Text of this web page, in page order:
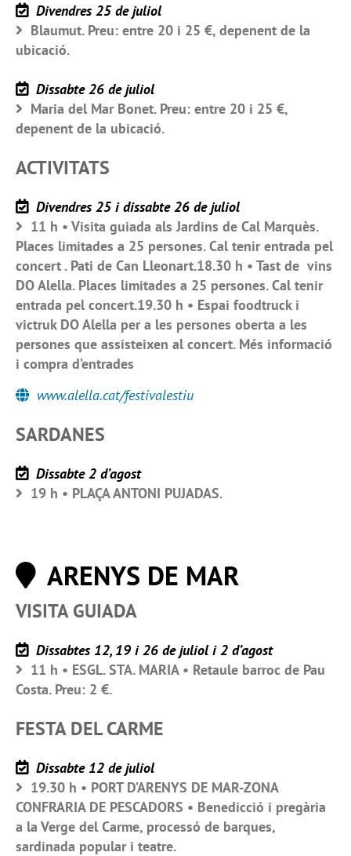
Divendres 25 de juliol
Blaumut. Preu: entre 20 i 25 €, depenent de la
ubicació.
Dissabte 26 de juliol
Maria del Mar Bonet. Preu: entre 20 i 25 €,
depenent de la ubicació.
ACTIVITATS
Divendres 25 i dissabte 26 de juliol
11 h • Visita guiada als Jardins de Cal Marquès.
Places limitades a 25 persones. Cal tenir entrada pel
concert . Pati de Can Lleonart.18.30 h • Tast de vins
DO Alella. Places limitades a 25 persones. Cal tenir
entrada pel concert.19.30 h • Espai foodtruck i
victruk DO Alella per a les persones oberta a les
persones que assisteixen al concert. Més informació
i compra d’entrades
www.alella.cat/festivalestiu
SARDANES
Dissabte 2 d’agost
19 h • PLAÇA ANTONI PUJADAS.
ARENYS DE MAR
VISITA GUIADA
Dissabtes 12, 19 i 26 de juliol i 2 d’agost
11 h • ESGL. STA. MARIA • Retaule barroc de Pau
Costa. Preu: 2 €.
FESTA DEL CARME
Dissabte 12 de juliol
19.30 h • PORT D’ARENYS DE MAR-ZONA
CONFRARIA DE PESCADORS • Benedicció i pregària
a la Verge del Carme, processó de barques,
sardinada popular i teatre.